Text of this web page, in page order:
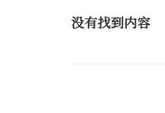
没有找到内容